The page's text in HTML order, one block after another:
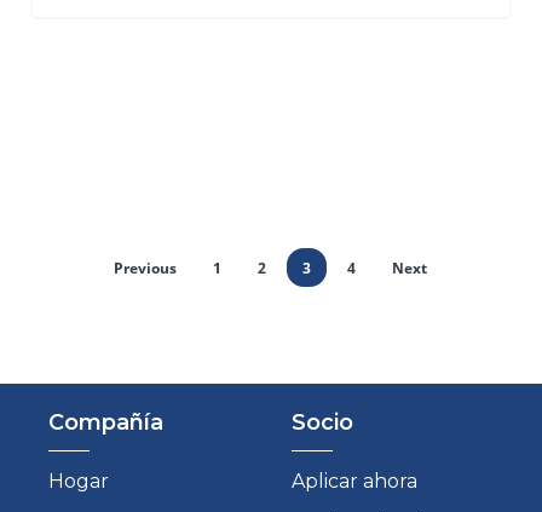
Previous 1 2 3 4 Next
Compañía
Hogar
Socio
Aplicar ahora